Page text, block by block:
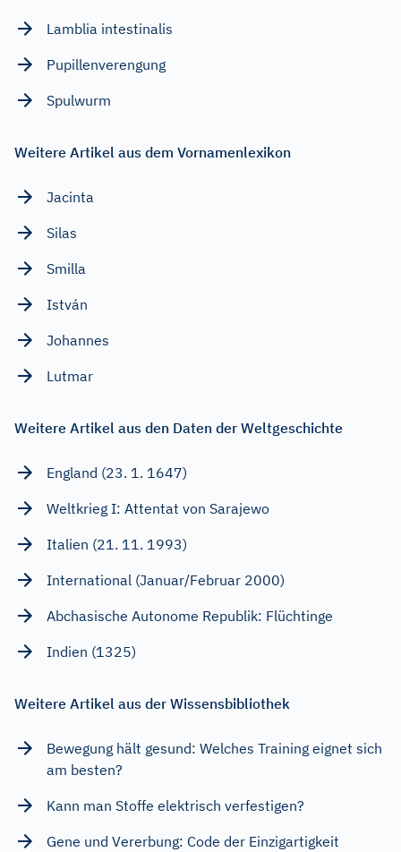
Lamblia intestinalis
Pupillenverengung
Spulwurm
Weitere Artikel aus dem Vornamenlexikon
Jacinta
Silas
Smilla
István
Johannes
Lutmar
Weitere Artikel aus den Daten der Weltgeschichte
England (23. 1. 1647)
Weltkrieg I: Attentat von Sarajewo
Italien (21. 11. 1993)
International (Januar/Februar 2000)
Abchasische Autonome Republik: Flüchtinge
Indien (1325)
Weitere Artikel aus der Wissensbibliothek
Bewegung hält gesund: Welches Training eignet sich
am besten?
Kann man Stoffe elektrisch verfestigen?
Gene und Vererbung: Code der Einzigartigkeit